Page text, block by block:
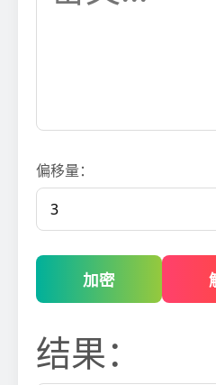
偏移量：
加密
结果：